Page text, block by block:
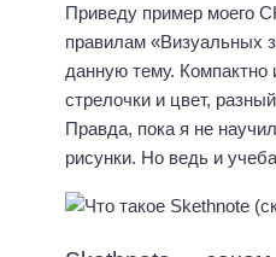
Приведу пример моего
правилам «Визуальных
данную тему. Компактно
стрелочки и цвет,
Правда, пока я не
рисунки. Но ведь и